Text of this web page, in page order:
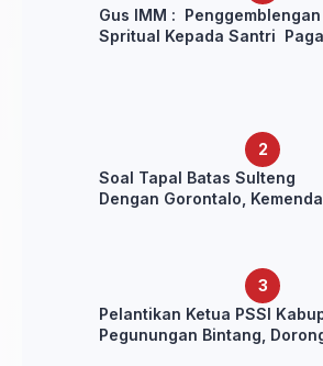
Gus IMM : Penggemblengan
Spritual Kepada Santri
Soal Tapal Batas Sulteng
Dengan Gorontalo,
Pelantikan Ketua PSSI
Pegunungan Bintang,